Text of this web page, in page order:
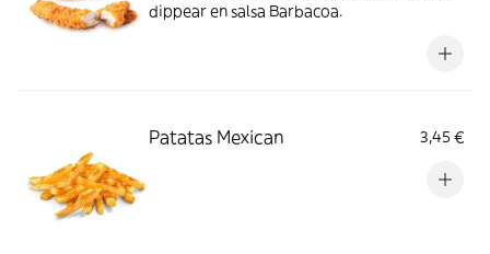
dippear en salsa Barbacoa.
Patatas Mexican 3,45 €